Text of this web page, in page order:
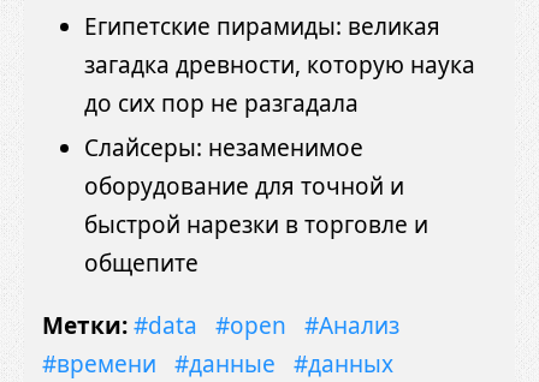
Египетские пирамиды: великая
загадка древности, которую наука
до сих пор не разгадала
Слайсеры: незаменимое
оборудование для точной и
быстрой нарезки в торговле и
общепите
Метки:#data #open
#Анализ
#времени
#данные
#данных